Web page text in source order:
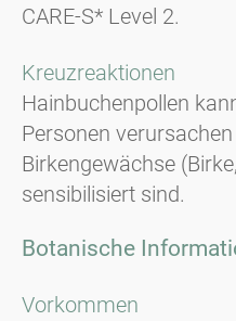
CARE-S* Level 2.
Kreuzreaktionen
Hainbuchenpollen
Personen
Birkengewächse
sensibilisiert sind.
Botanische
Vorkommen